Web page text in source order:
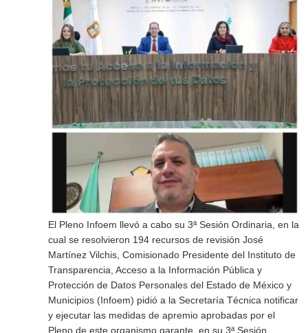
El Pleno Infoem llevó a cabo su 3ª Sesión Ordinaria, en la
cual se resolvieron 194 recursos de revisión José
Martínez Vilchis, Comisionado Presidente del Instituto de
Transparencia, Acceso a la Información Pública y
Protección de Datos Personales del Estado de México y
Municipios (Infoem) pidió a la Secretaría Técnica notificar
y ejecutar las medidas de apremio aprobadas por el
Pleno de este organismo garante, en su 3ª Sesión